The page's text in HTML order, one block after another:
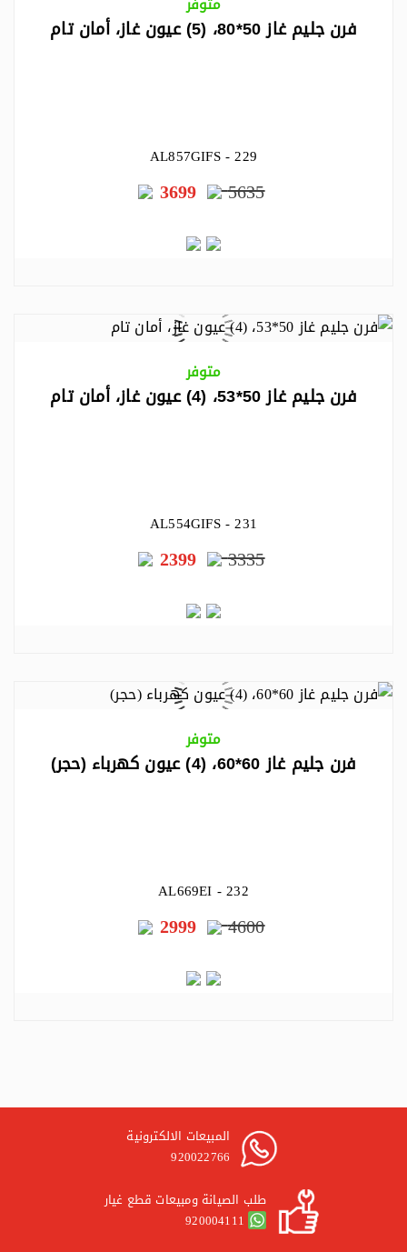
فرن جليم غاز 50*80، (5) عيون غاز، أمان تام
AL857GIFS - 229
5635
3699
متوفر
فرن جليم غاز 50*53، (4) عيون غاز، أمان تام
AL554GIFS - 231
3335
2399
متوفر
فرن جليم غاز 60*60، (4) عيون كهرباء (حجر)
AL669EI - 232
4600
2999
المبيعات الالكترونية
920022766
طلب الصيانة ومبيعات قطع غيار
920004111